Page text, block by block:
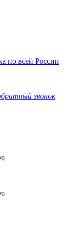
по всей России
звонок
0
0